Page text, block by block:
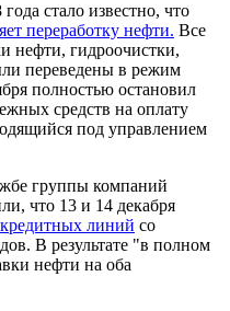
стало известно, что
переработку нефти. Все
нефти, гидроочистки,
переведены в режим
полностью остановил
средств на оплату
под управлением
группы компаний
что 13 и 14 декабря
линий со
В результате "в полном
нефти на оба